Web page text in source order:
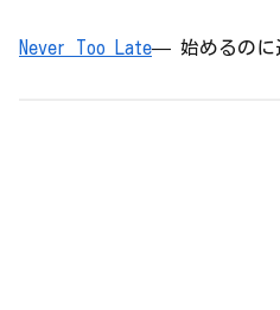
Never Too Late— 始めるのに